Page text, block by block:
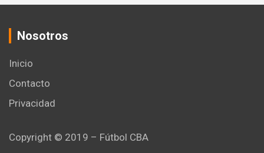
Nosotros
Inicio
Contacto
Privacidad
Copyright © 2019 – Fútbol CBA